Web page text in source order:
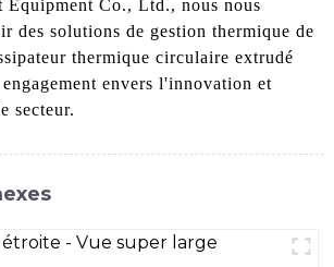
Co., Ltd., nous nous
des solutions de gestion thermique de
thermique circulaire extrudé
envers l'innovation et
secteur.